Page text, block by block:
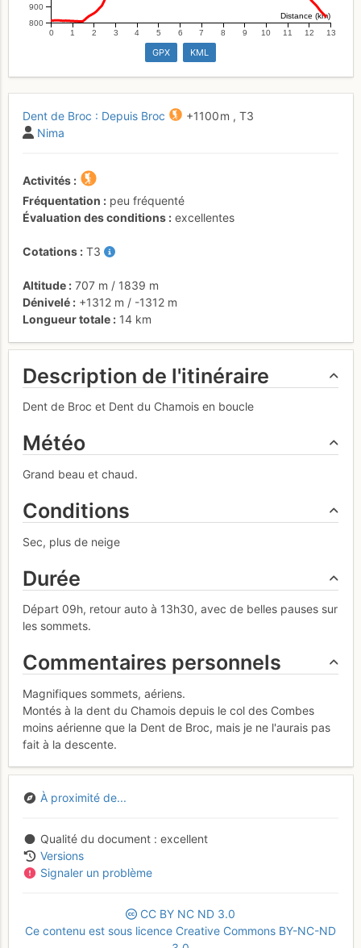
800
900
0 1 2 3 4 5 6 7 8 9 10 11 12 13
Distance (km)
GPX KML
Dent de Broc : Depuis Broc +1100 m , T3
Nima
Activités
Fréquentation
peu fréquenté
Évaluation des conditions
excellentes
Cotations T3
Altitude 707 m / 1839 m
Dénivelé
+1312 m / -1312 m
Longueur totale
14 km
Description de l'itinéraire
Dent de Broc et Dent du Chamois en boucle
Météo
Grand beau et chaud.
Conditions
Sec, plus de neige
Durée
Départ 09h, retour auto à 13h30, avec de belles pauses sur
les sommets.
Commentaires personnels
Magnifiques sommets, aériens.
Montés à la dent du Chamois depuis le col des Combes
moins aérienne que la Dent de Broc, mais je ne l'aurais pas
fait à la descente.
À proximité de...
Qualité du document
excellent
Versions
Signaler un problème
CC BY NC ND 3.0
Ce contenu est sous licence Creative Commons BY-NC-ND